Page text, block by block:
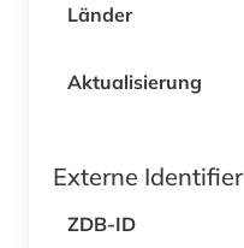
Länder
Aktualisierung
Externe Identifier
ZDB-ID